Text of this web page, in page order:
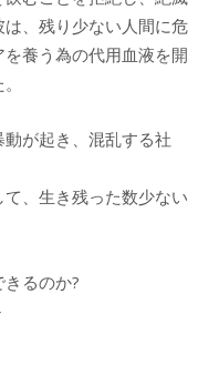
、残り少ない人間に危
養う為の代用血液を開
が起き、混乱する社
、生き残った数少ない
るのか?